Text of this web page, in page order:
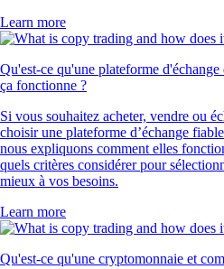
Learn more
Qu'est-ce qu'une plateforme
ça fonctionne ?
Si vous souhaitez acheter, vendre ou
choisir une plateforme d’échange
nous expliquons comment elles
quels critères considérer pour
mieux à vos besoins.
Learn more
Qu'est-ce qu'une cryptomonnaie et